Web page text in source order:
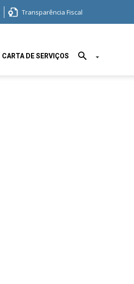
Transparência Fiscal
CARTA DE SERVIÇOS